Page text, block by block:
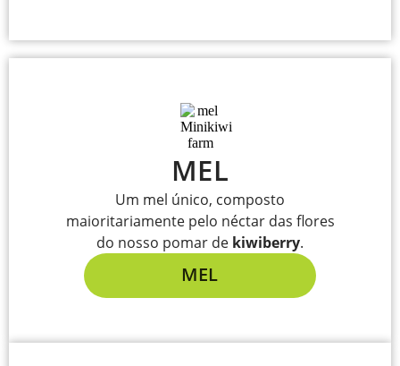
MEL
Um mel único, composto
maioritariamente pelo néctar das flores
do nosso pomar de kiwiberry.
MEL